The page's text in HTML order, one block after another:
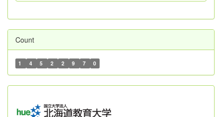
Count
1 4 5 2 2 9 7 0